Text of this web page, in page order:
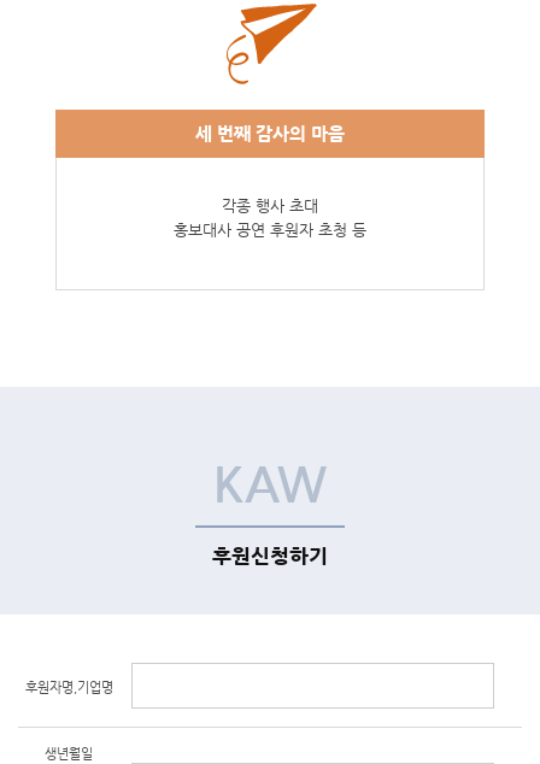
세 번째 감사의 마음
각종 행사 초대
홍보대사 공연 후원자 초청 등
KAW
후원신청하기
후원자명,기업명
생년월일